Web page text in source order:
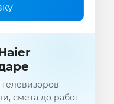
смета до работ